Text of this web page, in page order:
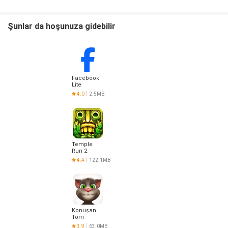
Şunlar da hoşunuza gidebilir
Facebook
Lite
4.0 2.5MB
Temple
Run 2
4.4 122.1MB
Konuşan
Tom
3.9 63.0MB